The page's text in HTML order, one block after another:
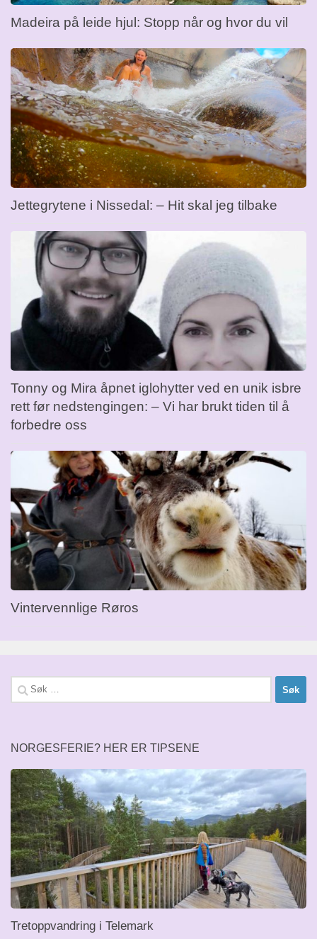
Madeira på leide hjul: Stopp når og hvor du vil
Jettegrytene i Nissedal: – Hit skal jeg tilbake
Tonny og Mira åpnet iglohytter ved en unik isbre
rett før nedstengingen: – Vi har brukt tiden til å
forbedre oss
Vintervennlige Røros
Søk
etter:
NORGESFERIE? HER ER TIPSENE
Tretoppvandring i Telemark